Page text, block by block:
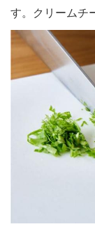
す。クリームチ